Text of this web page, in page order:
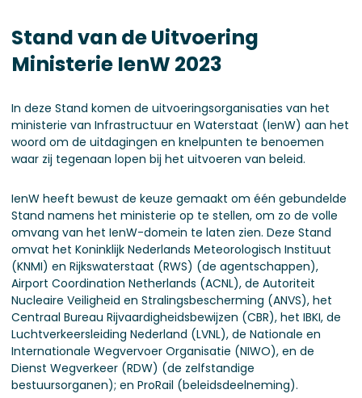
Stand van de Uitvoering
Ministerie IenW 2023
In deze Stand komen de uitvoeringsorganisaties van het
ministerie van Infrastructuur en Waterstaat (IenW) aan het
woord om de uitdagingen en knelpunten te benoemen
waar zij tegenaan lopen bij het uitvoeren van beleid.
IenW heeft bewust de keuze gemaakt om één gebundelde
Stand namens het ministerie op te stellen, om zo de volle
omvang van het IenW-domein te laten zien. Deze Stand
omvat het Koninklijk Nederlands Meteorologisch Instituut
(KNMI) en Rijkswaterstaat (RWS) (de agentschappen),
Airport Coordination Netherlands (ACNL), de Autoriteit
Nucleaire Veiligheid en Stralingsbescherming (ANVS), het
Centraal Bureau Rijvaardigheidsbewijzen (CBR), het IBKI, de
Luchtverkeersleiding Nederland (LVNL), de Nationale en
Internationale Wegvervoer Organisatie (NIWO), en de
Dienst Wegverkeer (RDW) (de zelfstandige
bestuursorganen); en ProRail (beleidsdeelneming).